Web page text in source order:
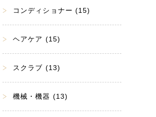
コンディショナー (15)
ヘアケア (15)
スクラブ (13)
機械・機器 (13)